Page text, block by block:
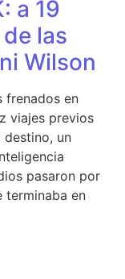
a 19
las
Wilson
frenados en
viajes previos
destino, un
pasaron por
terminaba en